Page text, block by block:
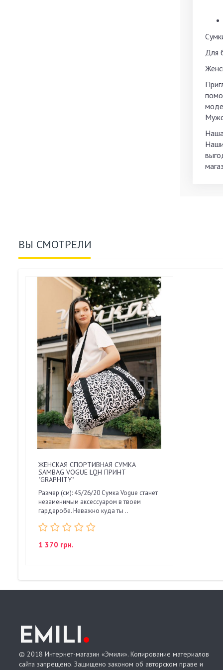
Для
ВЫ СМОТРЕЛИ
ЖЕНСКАЯ СПОРТИВНАЯ СУМКА
SAMBAG VOGUE LQH ПРИНТ
"GRAPHITY"
Размер (см): 45/26/20 Сумка Vogue станет
незаменимым аксессуаром в твоем
гардеробе. Неважно куда ты ..
1 370 грн.
EMILI.
© 2018 Интернет-магазин «Эмили». Копирование материалов
сайта запрещено. Защищено законом об авторском праве и